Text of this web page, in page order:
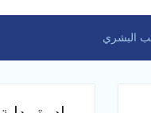
البشري